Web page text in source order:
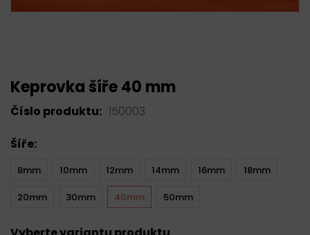
Keprovka šíře 40 mm
Číslo produktu: 150003
Šíře:
8mm 10mm 12mm 14mm 16mm 18mm
20mm 30mm 40mm 50mm